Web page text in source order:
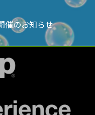
催のお知らせ